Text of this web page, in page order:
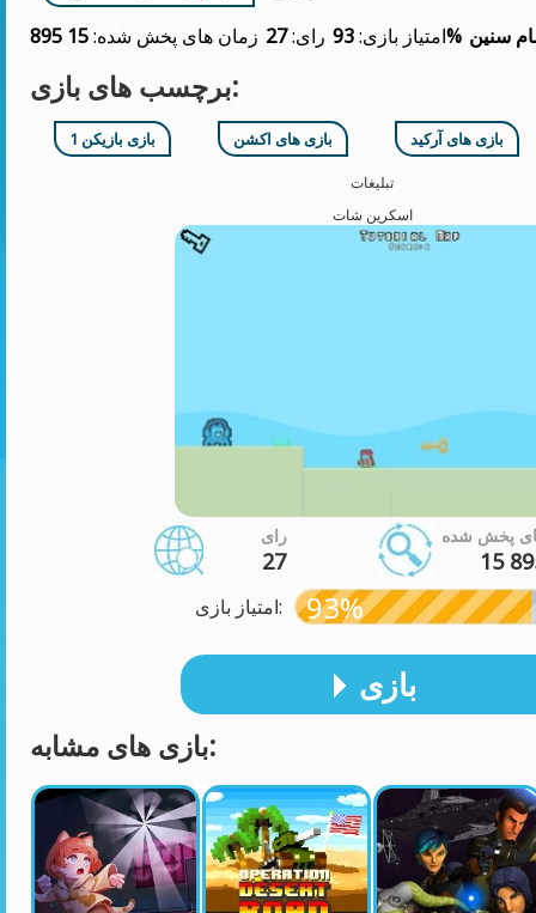
زمان های پخش شده:15 895 رای:27 امتیاز بازی:93% سنین
برچسب های بازی:
1 بازی بازیکن بازی های اکشن بازی های آرکید
تبلیغات
اسکرین شات
رای
27
پخش شده
15
امتیاز بازی: 93%
بازی
بازی های مشابه: